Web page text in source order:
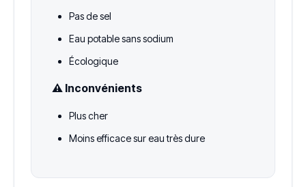
Pas de sel
Eau potable sans sodium
Écologique
⚠️ Inconvénients
Plus cher
Moins efficace sur eau très dure